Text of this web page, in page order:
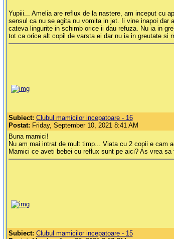
Yupiii... Amelia are reflux de la nastere, am inceput cu
sensul ca nu se agita nu vomita in jet. Ii vine inapoi dar
cateva lingurite in schimb orice ii dau refuza. Nu ia in
tot ca orice alt copil de varsta ei dar nu ia in greutate si
Subiect: Clubul mamicilor incepatoare - 16
Postat: Friday, September 10, 2021 8:41 AM
Buna mamici!
Nu am mai intrat de mult timp... Viata cu 2 copii e cam
Mamici ce aveti bebei cu reflux sunt pe aici? As vrea
Subiect: Clubul mamicilor incepatoare - 15